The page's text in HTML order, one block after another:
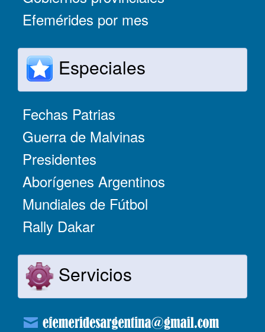
Efemérides por mes
Especiales
Fechas Patrias
Guerra de Malvinas
Presidentes
Aborígenes Argentinos
Mundiales de Fútbol
Rally Dakar
Servicios